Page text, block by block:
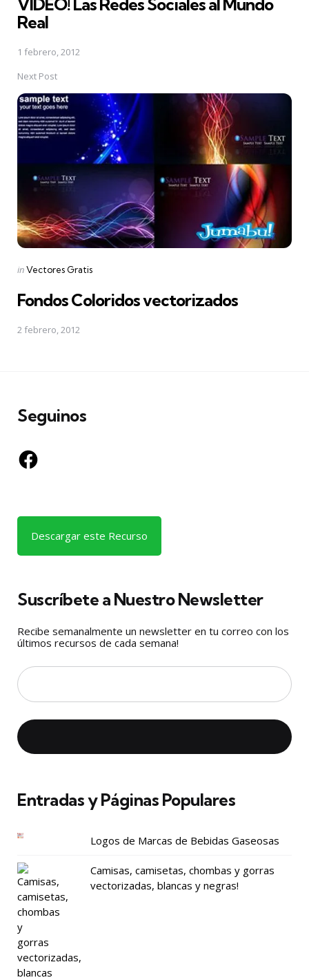
VIDEO! Las Redes Sociales al Mundo
Real
1 febrero, 2012
Next Post
Posted
inVectores Gratis
Fondos Coloridos vectorizados
2 febrero, 2012
Seguinos
Facebook
Descargar este Recurso
Suscríbete a Nuestro Newsletter
Recibe semanalmente un newsletter en tu correo con los
últimos recursos de cada semana!
Entradas y Páginas Populares
Logos de Marcas de Bebidas Gaseosas
Camisas, camisetas, chombas y gorras
vectorizadas, blancas y negras!